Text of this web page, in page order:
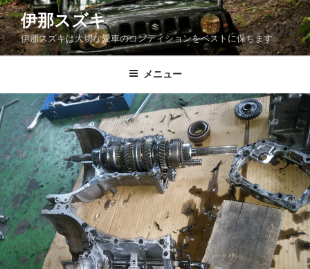
コ
ン
テ
ン
ス
キ
ッ
プ
伊那スズキ
伊那スズキは大切な愛車のコンディションをベストに保ちます
メニュー